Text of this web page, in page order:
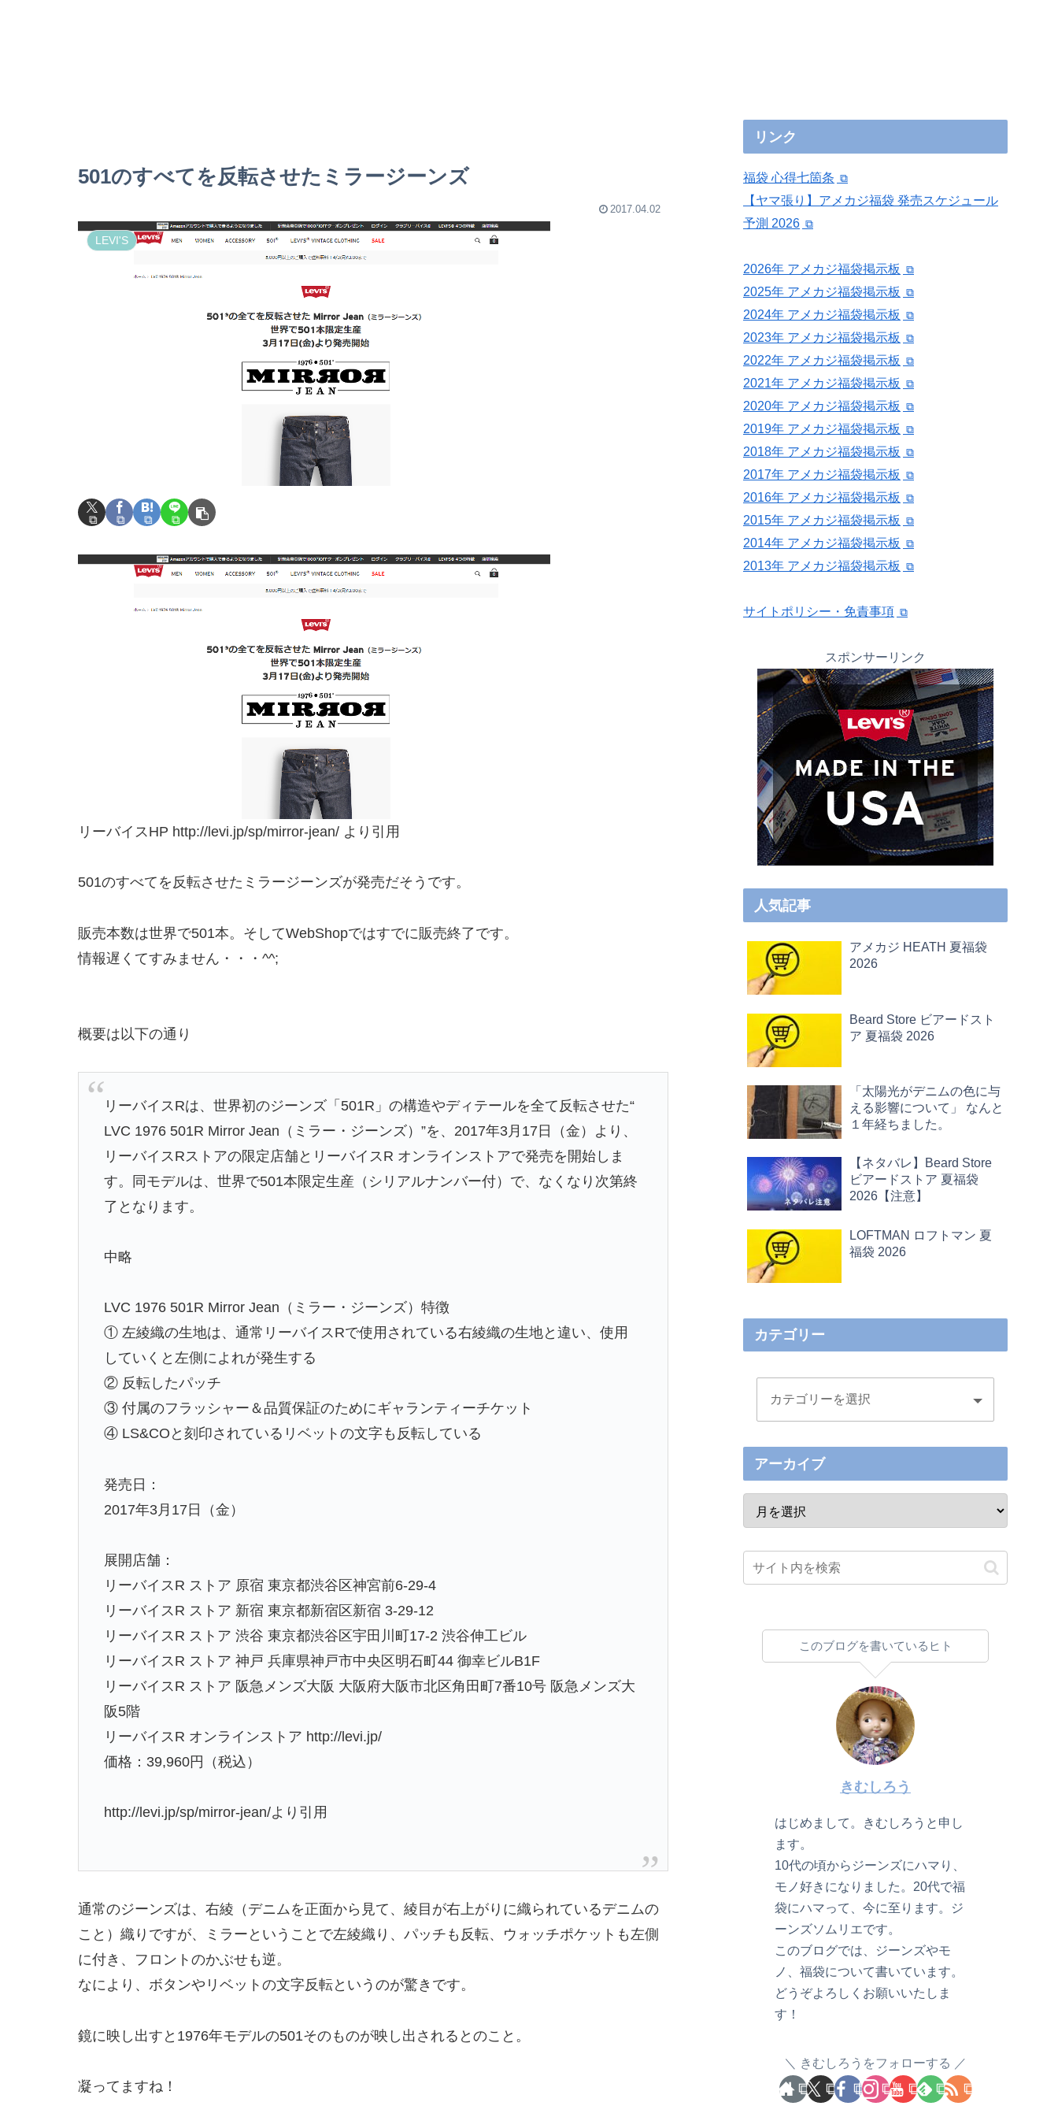
501のすべてを反転させたミラージーンズ
2017.04.02
LEVI'S
リーバイスHP http://levi.jp/sp/mirror-jean/ より引用
501のすべてを反転させたミラージーンズが発売だそうです。
販売本数は世界で501本。そしてWebShopではすでに販売終了です。
情報遅くてすみません・・・^^;
概要は以下の通り
リーバイスRは、世界初のジーンズ「501R」の構造やディテールを全て反転させた“
LVC 1976 501R Mirror Jean（ミラー・ジーンズ）”を、2017年3月17日（金）より、
リーバイスRストアの限定店舗とリーバイスR オンラインストアで発売を開始しま
す。同モデルは、世界で501本限定生産（シリアルナンバー付）で、なくなり次第終
了となります。
中略
LVC 1976 501R Mirror Jean（ミラー・ジーンズ）特徴
① 左綾織の生地は、通常リーバイスRで使用されている右綾織の生地と違い、使用
していくと左側によれが発生する
② 反転したパッチ
③ 付属のフラッシャー＆品質保証のためにギャランティーチケット
④ LS&COと刻印されているリベットの文字も反転している
発売日：
2017年3月17日（金）
展開店舗：
リーバイスR ストア 原宿 東京都渋谷区神宮前6-29-4
リーバイスR ストア 新宿 東京都新宿区新宿 3-29-12
リーバイスR ストア 渋谷 東京都渋谷区宇田川町17-2 渋谷伸工ビル
リーバイスR ストア 神戸 兵庫県神戸市中央区明石町44 御幸ビルB1F
リーバイスR ストア 阪急メンズ大阪 大阪府大阪市北区角田町7番10号 阪急メンズ大
阪5階
リーバイスR オンラインストア http://levi.jp/
価格：39,960円（税込）
http://levi.jp/sp/mirror-jean/より引用
通常のジーンズは、右綾（デニムを正面から見て、綾目が右上がりに織られているデニムの
こと）織りですが、ミラーということで左綾織り、パッチも反転、ウォッチポケットも左側
に付き、フロントのかぶせも逆。
なにより、ボタンやリベットの文字反転というのが驚きです。
鏡に映し出すと1976年モデルの501そのものが映し出されるとのこと。
凝ってますね！
リンク
福袋 心得七箇条
【ヤマ張り】アメカジ福袋 発売スケジュール
予測 2026
2026年 アメカジ福袋掲示板
2025年 アメカジ福袋掲示板
2024年 アメカジ福袋掲示板
2023年 アメカジ福袋掲示板
2022年 アメカジ福袋掲示板
2021年 アメカジ福袋掲示板
2020年 アメカジ福袋掲示板
2019年 アメカジ福袋掲示板
2018年 アメカジ福袋掲示板
2017年 アメカジ福袋掲示板
2016年 アメカジ福袋掲示板
2015年 アメカジ福袋掲示板
2014年 アメカジ福袋掲示板
2013年 アメカジ福袋掲示板
サイトポリシー・免責事項
スポンサーリンク
人気記事
アメカジ HEATH 夏福袋
2026
Beard Store ビアードスト
ア 夏福袋 2026
「太陽光がデニムの色に与
える影響について」 なんと
１年経ちました。
【ネタバレ】Beard Store
ビアードストア 夏福袋
2026【注意】
LOFTMAN ロフトマン 夏
福袋 2026
カテゴリー
アーカイブ
このブログを書いているヒト
きむしろう
はじめまして。きむしろうと申し
ます。
10代の頃からジーンズにハマり、
モノ好きになりました。20代で福
袋にハマって、今に至ります。ジ
ーンズソムリエです。
このブログでは、ジーンズやモ
ノ、福袋について書いています。
どうぞよろしくお願いいたしま
す！
きむしろうをフォローする